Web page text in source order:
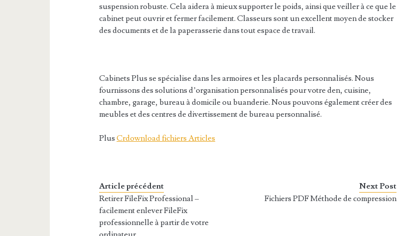
suspension robuste. Cela aidera à mieux supporter le poids, ainsi que veiller à ce que le
cabinet peut ouvrir et fermer facilement. Classeurs sont un excellent moyen de stocker
des documents et de la paperasserie dans tout espace de travail.
Cabinets Plus se spécialise dans les armoires et les placards personnalisés. Nous
fournissons des solutions d’organisation personnalisés pour votre den, cuisine,
chambre, garage, bureau à domicile ou buanderie. Nous pouvons également créer des
meubles et des centres de divertissement de bureau personnalisé.
PlusCrdownload fichiers Articles
Article précédent
Retirer FileFix Professional –
facilement enlever FileFix
professionnelle à partir de votre
Next Post
Fichiers PDF Méthode de compression